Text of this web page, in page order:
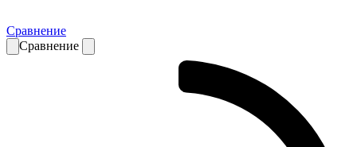
Сравнение
Сравнение